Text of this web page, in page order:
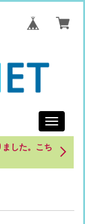
Toggle
した。こち